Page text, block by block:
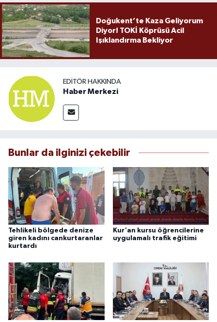
Doğukent’te Kaza Geliyorum
Diyor! TOKİ Köprüsü Acil
Işıklandırma Bekliyor
EDITÖR HAKKINDA
Haber Merkezi
Bunlar da ilginizi çekebilir
Tehlikeli bölgede denize
giren kadını cankurtaranlar
kurtardı
Kur'an kursu öğrencilerine
uygulamalı trafik eğitimi